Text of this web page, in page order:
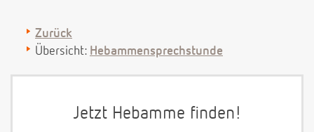
Zurück
Übersicht: Hebammensprechstunde
Jetzt Hebamme finden!